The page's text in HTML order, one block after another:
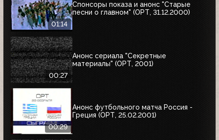
01:14
Спонсоры показа и анонс "Старые
песни о главном" (ОРТ, 31.12.2000)
00:27
Анонс сериала "Секретные
материалы" (ОРТ, 2001)
00:29
Анонс футбольного матча Россия -
Греция (ОРТ, 25.02.2001)